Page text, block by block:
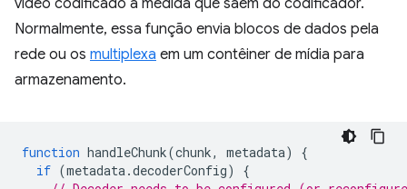
Normalmente, essa função envia blocos de dados pela
rede ou os multiplexa em um contêiner de mídia para
armazenamento.
function handleChunk(chunk, metadata)
{
if (metadata .decoderConfig)
{